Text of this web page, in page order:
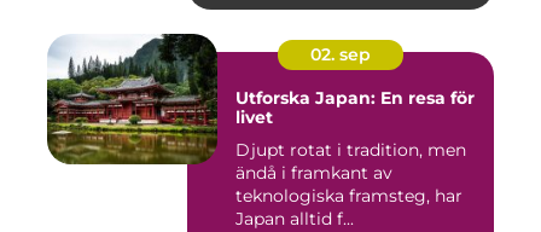
02. sep
Utforska Japan: En resa för
livet
Djupt rotat i tradition, men
ändå i framkant av
teknologiska framsteg, har
Japan alltid f...